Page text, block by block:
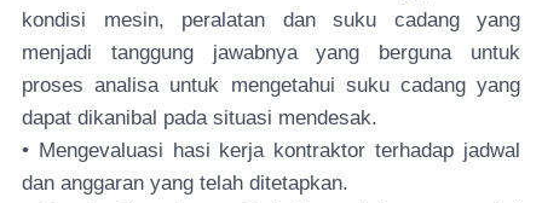
kondisi mesin, peralatan dan suku cadang yang
menjadi tanggung jawabnya yang berguna untuk
proses analisa untuk mengetahui suku cadang yang
dapat dikanibal pada situasi mendesak.
• Mengevaluasi hasi kerja kontraktor terhadap jadwal
dan anggaran yang telah ditetapkan.